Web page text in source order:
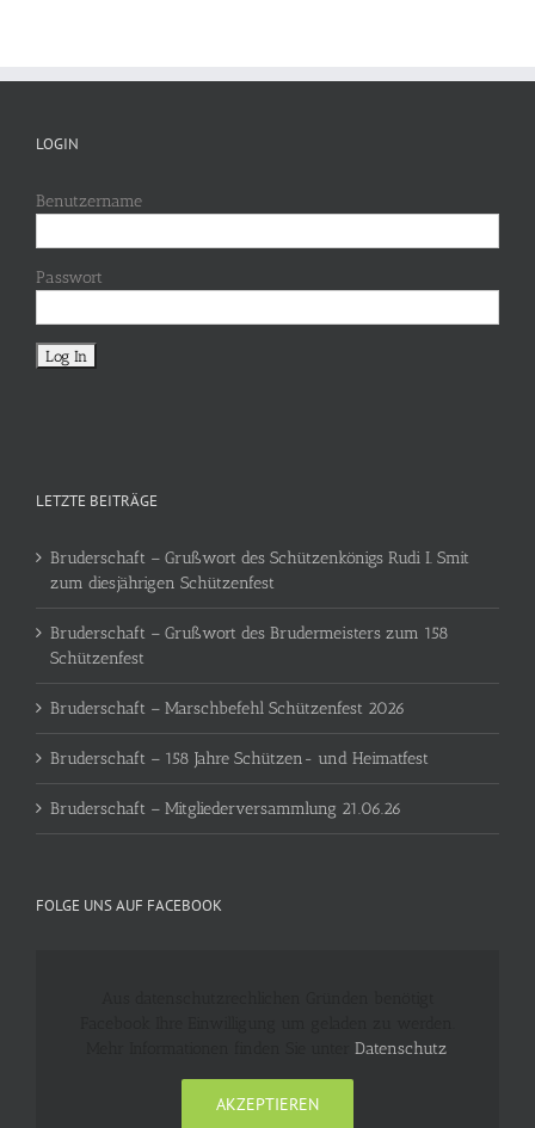
LOGIN
Benutzername
Passwort
LETZTE BEITRÄGE
Bruderschaft – Grußwort des Schützenkönigs Rudi I. Smit
zum diesjährigen Schützenfest
Bruderschaft – Grußwort des Brudermeisters zum 158
Schützenfest
Bruderschaft – Marschbefehl Schützenfest 2026
Bruderschaft – 158 Jahre Schützen- und Heimatfest
Bruderschaft – Mitgliederversammlung 21.06.26
FOLGE UNS AUF FACEBOOK
Datenschutz
AKZEPTIEREN